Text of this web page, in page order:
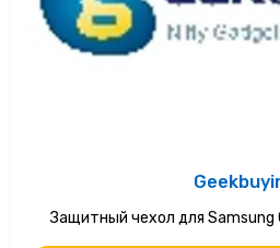
Защитный чехол для Samsung